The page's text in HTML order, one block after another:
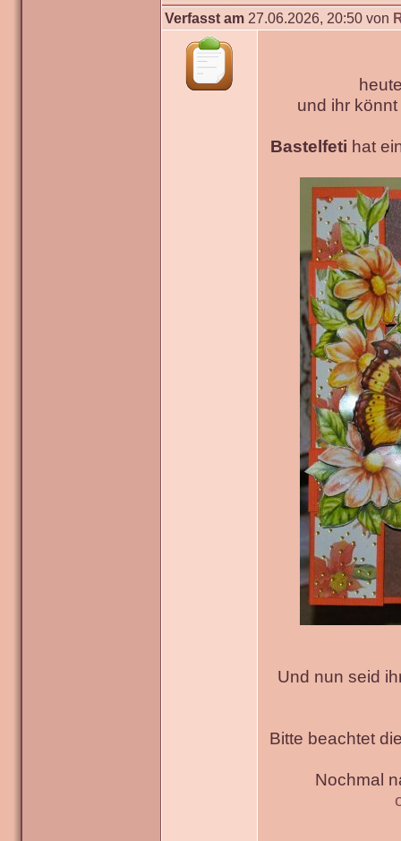
Verfasst am 27.06.2026, 20:50 von
und ihr
Bastelfeti hat
Und nun seid
Bitte beachtet
Nochmal